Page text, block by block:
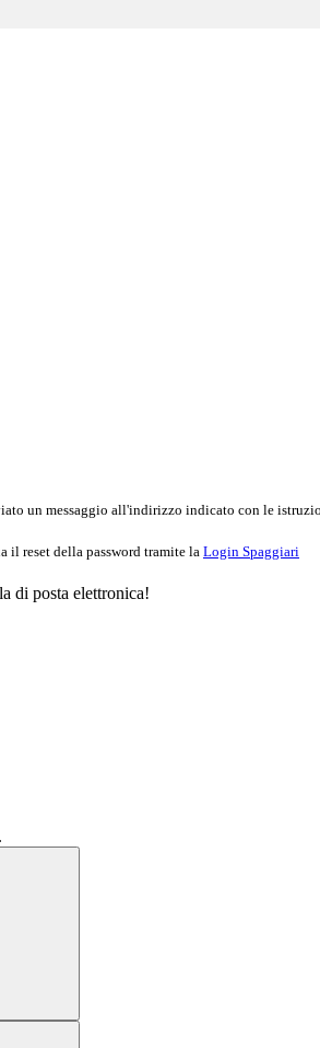
un messaggio all'indirizzo indicato con le
il reset della password tramite la Login Spaggiari
di posta elettronica!